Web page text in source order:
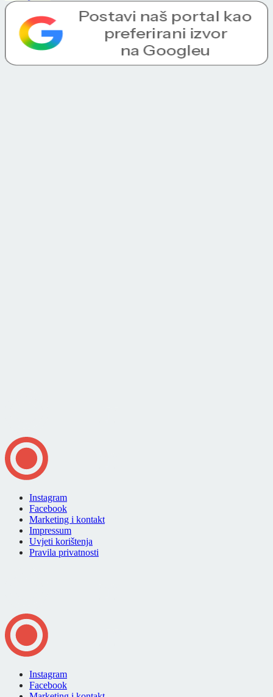
Instagram
Facebook
Marketing i kontakt
Impressum
Uvjeti korištenja
Pravila privatnosti
Instagram
Facebook